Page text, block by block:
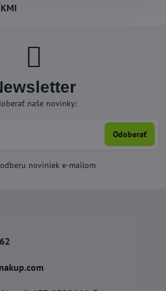
naše novinky:
Odoberať
noviniek e-mailom